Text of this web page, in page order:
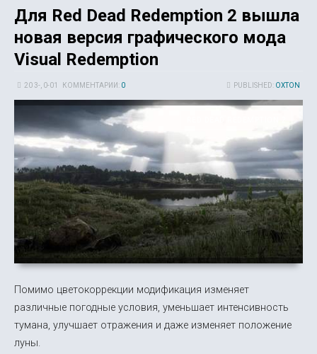
Для Red Dead Redemption 2 вышла
новая версия графического мода
Visual Redemption
PUBLISHED: OXTON
20 3-, 0-01 КОММЕНТАРИИ: 0
Помимо цветокоррекции модификация изменяет
различные погодные условия, уменьшает интенсивность
тумана, улучшает отражения и даже изменяет положение
луны.